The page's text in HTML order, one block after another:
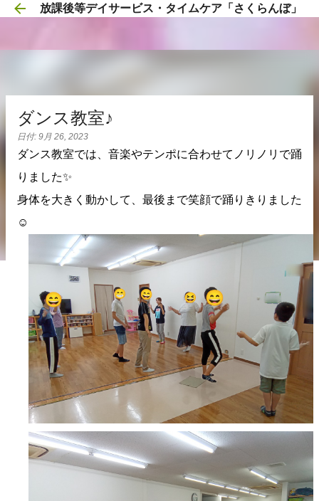
スキップしてメイン コンテンツに移動
放課後等デイサービス・タイムケア「さくらんぼ」
ダンス教室♪
日付: 9月 26, 2023
ダンス教室では、音楽やテンポに合わせてノリノリで踊
りました✨
身体を大きく動かして、最後まで笑顔で踊りきりました
☺️